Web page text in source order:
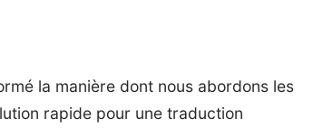
la manière dont nous abordons les
rapide pour une traduction